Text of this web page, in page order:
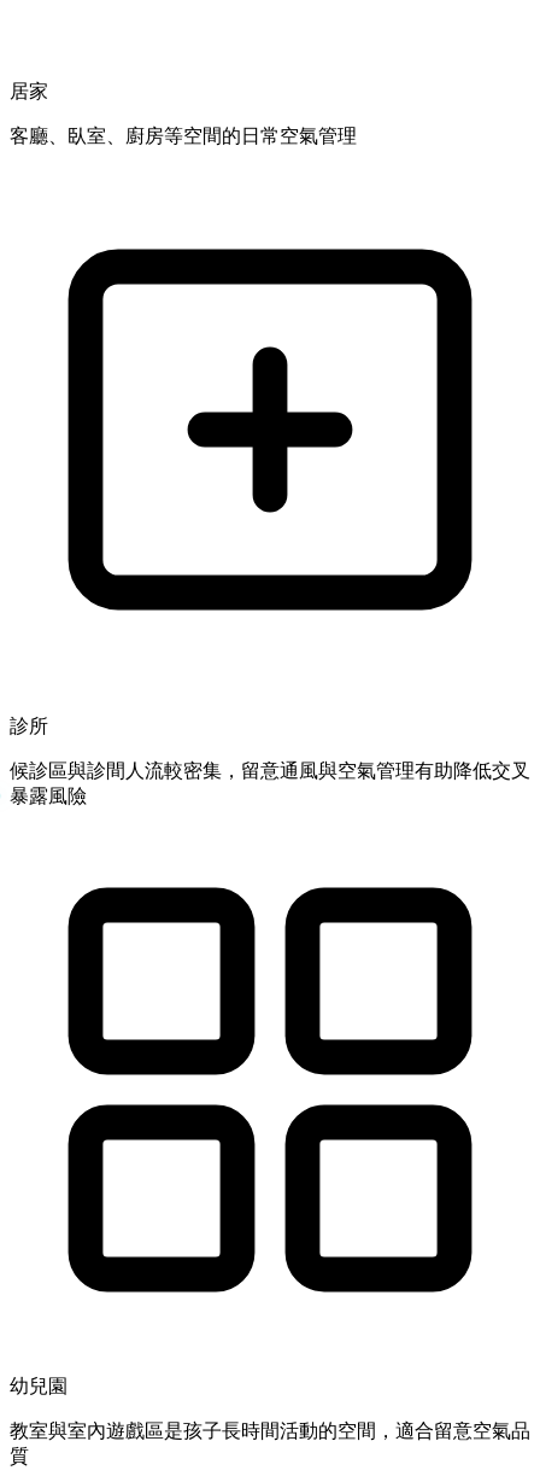
居家
客廳、臥室、廚房等空間的日常空氣管理
診所
候診區與診間人流較密集，留意通風與空氣管理有助降低交叉
暴露風險
幼兒園
教室與室內遊戲區是孩子長時間活動的空間，適合留意空氣品
質